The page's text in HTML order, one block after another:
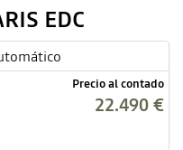
EDC
Precio al contado
22.490 €